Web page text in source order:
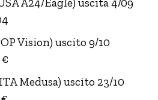
Vision) uscito 9/10
Medusa) uscito 23/10